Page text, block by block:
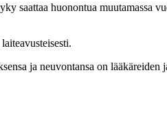
saattaa huonontua muutamassa
ja neuvontansa on lääkäreiden